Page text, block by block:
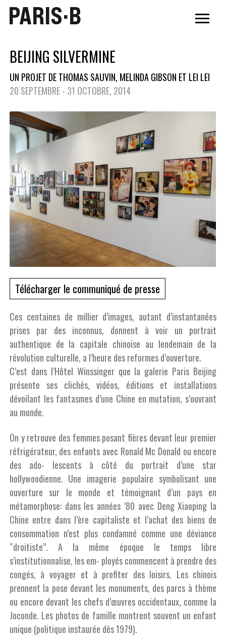
PARIS·B
BEIJING SILVERMINE
UN PROJET DE THOMAS SAUVIN, MELINDA GIBSON ET LEI LEI
20 SEPTEMBRE - 31 OCTOBRE, 2014
Télécharger le communiqué de presse
Ces centaines de millier d’images, autant d’instantanées
prises par des inconnus, donnent à voir un portrait
authentique de la capitale chinoise au lendemain de la
révolution culturelle, a l’heure des reformes d’ouverture.
C’est dans l’Hôtel Winssinger que la galerie Paris Beijing
présente ses clichés, vidéos, éditions et installations
dévoilant les fantasmes d’une Chine en mutation, s’ouvrant
au monde.
On y retrouve des femmes posant fières devant leur premier
réfrigérateur, des enfants avec Ronald Mc Donald ou encore
des ado- lescents à côté du portrait d’une star
hollywoodienne. Une imagerie populaire symbolisant une
ouverture sur le monde et témoignant d’un pays en
métamorphose: dans les années ’80 avec Deng Xiaoping la
Chine entre dans l’ère capitaliste et l’achat des biens de
consommation n’est plus condamné comme une déviance
“droitiste”. A la même époque le temps libre
s’institutionnalise, les em- ployés commencent à prendre des
congés, à voyager et à profiter des loisirs. Les chinois
prennent la pose devant les monuments, des parcs à thème
ou encore devant les chefs d’œuvres occidentaux, comme la
Joconde. Les photos de famille montrent souvent un enfant
unique (politique instaurée dès 1979).